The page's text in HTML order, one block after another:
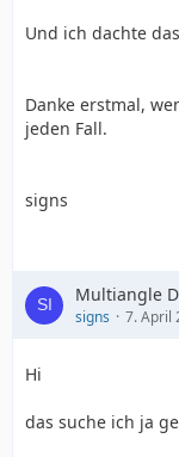
Und ich dachte
Danke erstmal,
jeden Fall.
signs
Multiangle
signs 7. April
Hi
das suche ich ja